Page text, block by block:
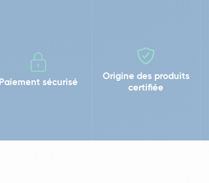
Paiement sécurisé
Origine des produits
certifiée